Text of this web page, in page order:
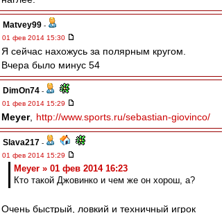
Matvey99 -
01 фев 2014 15:30
Я сейчас нахожусь за полярным кругом.
Вчера было минус 54
DimOn74 -
01 фев 2014 15:29
Meyer, http://www.sports.ru/sebastian-giovinco/
Slava217 -
01 фев 2014 15:29
Meyer » 01 фев 2014 16:23
Кто такой Джовинко и чем же он хорош, а?
Очень быстрый, ловкий и техничный игрок